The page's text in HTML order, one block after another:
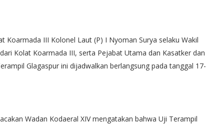
III Kolonel Laut (P) I Nyoman Surya selaku Wakil
Kolat Koarmada III, serta Pejabat Utama dan Kasatker dan
Glagaspur ini dijadwalkan berlangsung pada tanggal 17-
Wadan Kodaeral XIV mengatakan bahwa Uji Terampil